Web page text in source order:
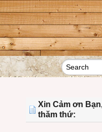
Xin Cảm ơn
thăm thứ: